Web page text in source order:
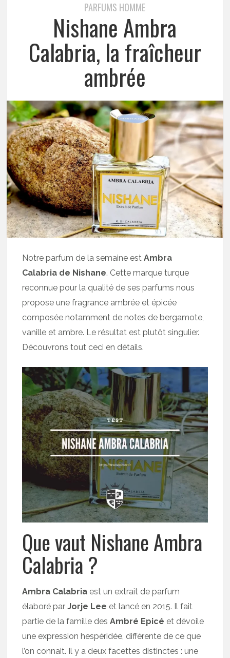
PARFUMS HOMME
Nishane Ambra
Calabria, la fraîcheur
ambrée
Notre parfum de la semaine estAmbra
Calabria de Nishane. Cette marque turque
reconnue pour la qualité de ses parfums nous
propose une fragrance ambrée et épicée
composée notamment de notes de bergamote,
vanille et ambre. Le résultat est plutôt singulier.
Découvrons tout ceci en détails.
Que vaut Nishane Ambra
Calabria ?
Ambra Calabria est un extrait de parfum
élaboré parJorje Lee et lancé en 2015. Il fait
partie de la famille desAmbré Epicé et dévoile
une expression hespéridée, différente de ce que
l’on connait. Il y a deux facettes distinctes : une